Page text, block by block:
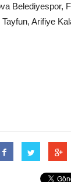
Belediyespor,
Arifiye